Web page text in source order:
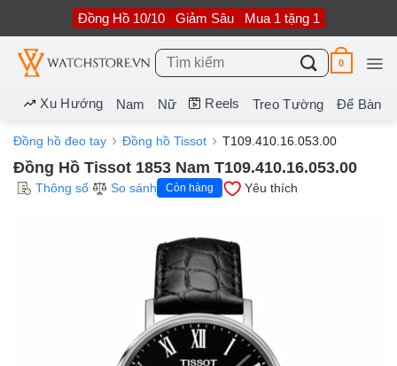
nội
dung
Đồng Hồ 10/10 Giảm Sâu Mua 1 tặng 1
Tìm
kiếm:
0
Xu Hướng Nam Nữ Reels Treo Tường Để Bàn
Đồng hồ đeo tay Đồng hồ Tissot T109.410.16.053.00
Đồng Hồ Tissot 1853 Nam T109.410.16.053.00
Thông số So sánh Còn hàng Yêu thích